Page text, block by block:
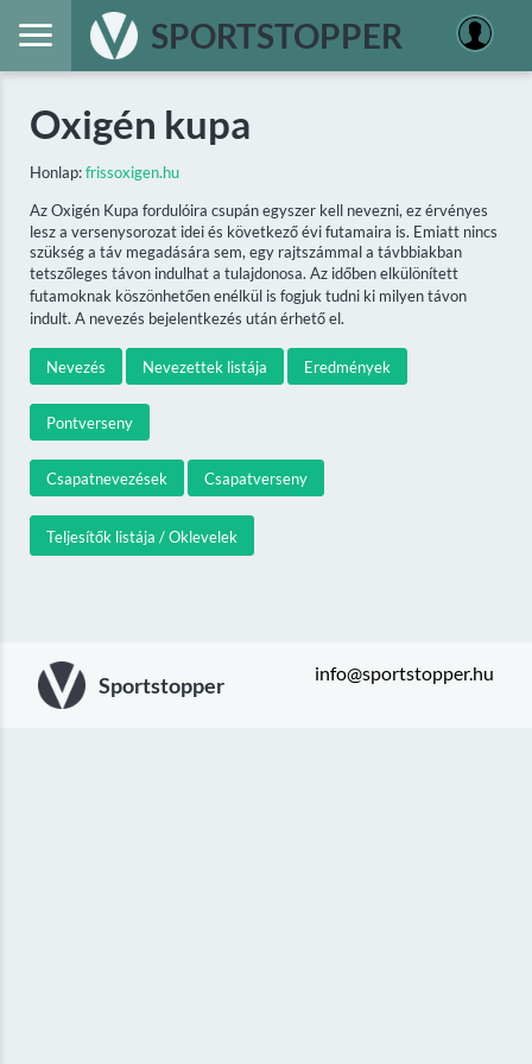
SPORTSTOPPER
Oxigén kupa
Honlap:frissoxigen.hu
Az Oxigén Kupa fordulóira csupán egyszer kell nevezni, ez érvényes
lesz a versenysorozat idei és következő évi futamaira is. Emiatt nincs
szükség a táv megadására sem, egy rajtszámmal a távbbiakban
tetszőleges távon indulhat a tulajdonosa. Az időben elkülönített
futamoknak köszönhetően enélkül is fogjuk tudni ki milyen távon
indult. A nevezés bejelentkezés után érhető el.
Nevezés Nevezettek listája Eredmények
Pontverseny
Csapatnevezések Csapatverseny
Teljesítők listája / Oklevelek
Sportstopper info@sportstopper.hu